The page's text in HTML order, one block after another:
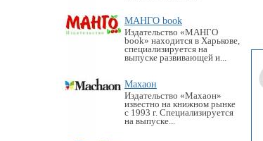
МАНГО book
Издательство «MАНГО
book» находится в Харькове,
специализируется на
выпуске развивающей и...
Махаон
Издательство «Махаон»
известно на книжном рынке
с 1993 г. Специализируется
на выпуске...